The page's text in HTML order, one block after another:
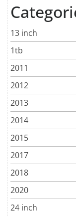
13 inch
1tb
2011
2012
2013
2014
2015
2017
2018
2020
24 inch